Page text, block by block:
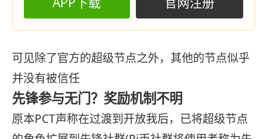
可见除了官方的超级节点之外，其他的节点似乎
并没有被信任
先锋参与无门？奖励机制不明
原本PCT声称在过渡到开放我后，已将超级节点